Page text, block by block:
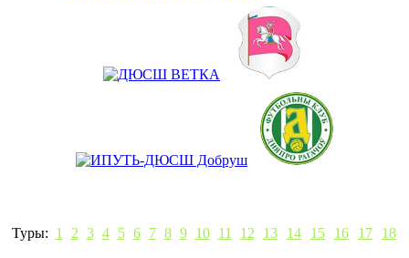
Туры: 1 2 3 4 5 6 7 8 9 10 11 12 13 14 15 16 17 18